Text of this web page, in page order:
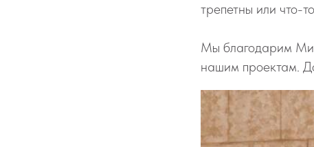
трепетны или что-
Мы благодарим
нашим проектам.